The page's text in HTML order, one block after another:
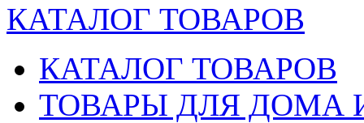
КАТАЛОГ ТОВАРОВ
КАТАЛОГ ТОВАРОВ
ТОВАРЫ ДЛЯ ДОМА